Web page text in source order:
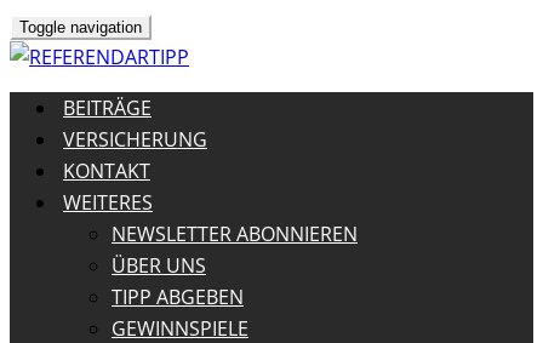
Toggle navigation
BEITRÄGE
VERSICHERUNG
KONTAKT
WEITERES
NEWSLETTER ABONNIEREN
ÜBER UNS
TIPP ABGEBEN
GEWINNSPIELE